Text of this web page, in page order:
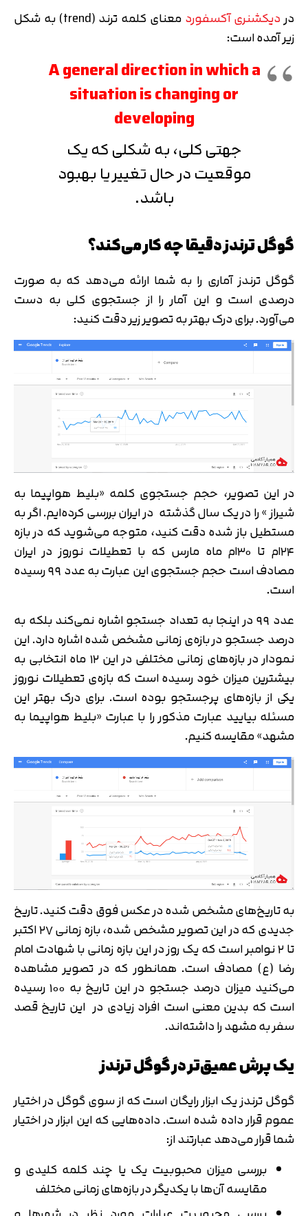
دردیکشنری آکسفورد
معنای کلمه ترند (trend) به شکل
زیر آمده است:
A general direction in which a
situation is changing or
developing
جهتی کلی، به شکلی که یک
موقعیت در حال تغییر یا بهبود
باشد.
گوگل ترندز دقیقا چه کار می‌کند؟
گوگل ترندز آماری را به شما ارائه می‌دهد که به صورت
درصدی است و این آمار را از جستجوی کلی به دست
می‌آورد. برای درک بهتر به تصویر زیر دقت کنید:
در این تصویر، حجم جستجوی کلمه «بلیط هواپیما به
شیراز » را در یک سال گذشته در ایران بررسی کرده‌ایم. اگر به
مستطیل باز شده دقت کنید، متوجه می‌شوید که در بازه
۲۴ام تا ۳۰ام ماه مارس که با تعطیلات نوروز در ایران
مصادف است حجم جستجوی این عبارت به عدد ۹۹ رسیده
است.
عدد ۹۹ در اینجا به تعداد جستجو اشاره نمی‌کند بلکه به
درصد جستجو در بازه‌ی زمانی مشخص شده اشاره دارد. این
نمودار در بازه‌های زمانی مختلفی در این ۱۲ ماه انتخابی به
بیشترین میزان خود رسیده است که بازه‌ی تعطیلات نوروز
یکی از بازه‌های پرجستجو بوده است. برای درک بهتر این
مسئله بیایید عبارت مذکور را با عبارت «بلیط هواپیما به
مشهد» مقایسه کنیم.
به تاریخ‌های مشخص شده در عکس فوق دقت کنید. تاریخ
جدیدی که در این تصویر مشخص شده، بازه زمانی ۲۷ اکتبر
تا ۲ نوامبر است که یک روز در این بازه زمانی با شهادت امام
رضا (ع) مصادف است. همانطور که در تصویر مشاهده
می‌کنید میزان درصد جستجو در این تاریخ به ۱۰۰ رسیده
است که بدین معنی است افراد زیادی در این تاریخ قصد
سفر به مشهد را داشته‌اند.
یک پرش عمیق‌تر در گوگل ترندز
گوگل ترندز یک ابزار رایگان است که از سوی گوگل در اختیار
عموم قرار داده شده است. داده‌هایی که این ابزار در اختیار
شما قرار می‌دهد عبارتند از:
بررسی میزان محبوبیت یک یا چند کلمه کلیدی و
مقایسه آن‌ها با یکدیگر در بازه‌های زمانی مختلف